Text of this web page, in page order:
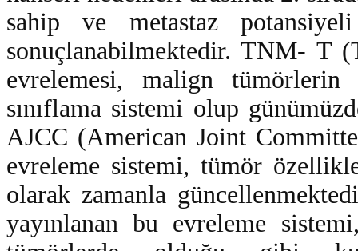
sahip ve metastaz
sonuçlanabilmektedir. TNM- T
evrelemesi, malign tümörlerin
sınıflama sistemi olup
AJCC (American Joint
evreleme sistemi, tümör
olarak zamanla
yayınlanan bu evreleme